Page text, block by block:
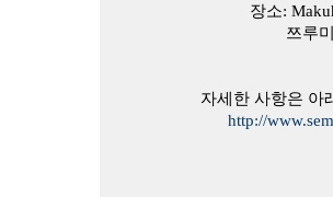
장소:
쯔루
자세한 사항은 아
http://